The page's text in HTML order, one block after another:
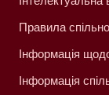
Правила
Інформація
Інформація